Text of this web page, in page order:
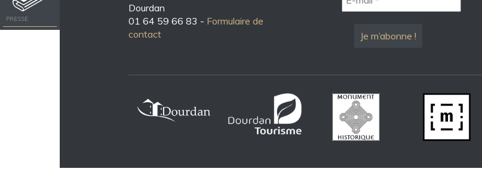
PRESSE
Dourdan
01 64 59 66 83 - Formulaire de
contact